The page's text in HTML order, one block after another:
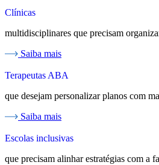
Clínicas
multidisciplinares que precisam
Saiba mais
Terapeutas ABA
que desejam personalizar planos com
Saiba mais
Escolas inclusivas
que precisam alinhar estratégias com a